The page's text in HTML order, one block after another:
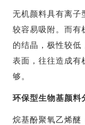
无机颜料具有离子
较容易吸附。而有
的结晶，极性较低
表面，往往造成有
够。
环保型生物基颜料
烷基酚聚氧乙烯醚